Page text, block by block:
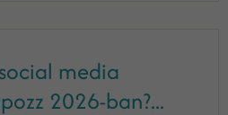
media
2026-ban?...